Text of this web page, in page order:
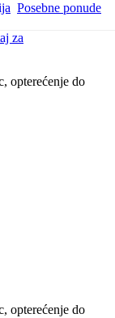
Posebne ponude
za